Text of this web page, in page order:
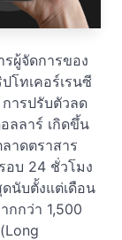
รผู้จัดการของ
โทเคอร์เรนซี
ารปรับตัวลด
ลลาร์ เกิดขึ้น
าดตราสาร
อบ 24 ชั่วโมง
นับตั้งแต่เดือน
กว่า 1,500